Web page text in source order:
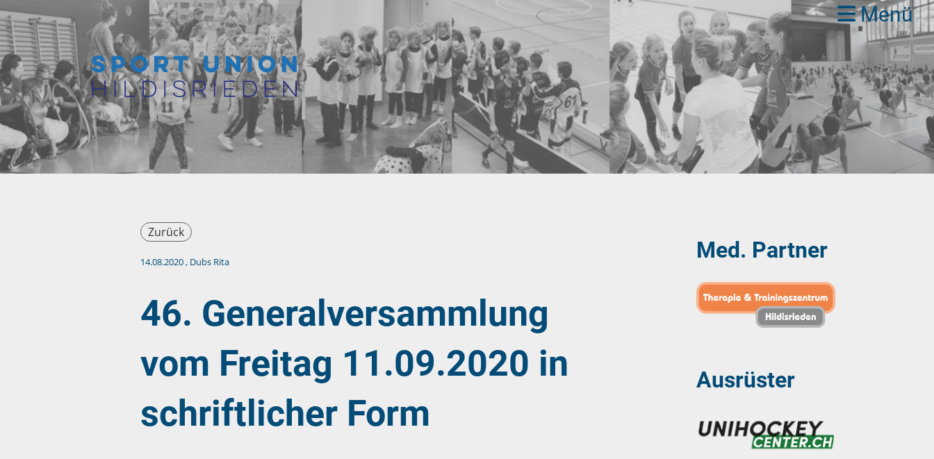
Menü
Zurück
14.08.2020, Dubs Rita
46. Generalversammlung
vom Freitag 11.09.2020 in
schriftlicher Form
Med. Partner
Ausrüster